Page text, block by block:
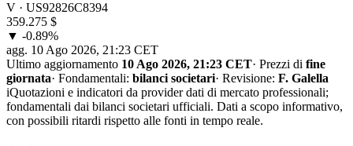
V · US92826C8394
359.275 $
▼ -0.89%
agg. 10 Ago 2026, 21:23 CET
Ultimo aggiornamento 10 Ago 2026, 21:23 CET· Prezzi di fine
giornata· Fondamentali: bilanci societari· Revisione: F. Galella
iQuotazioni e indicatori da provider dati di mercato professionali;
fondamentali dai bilanci societari ufficiali. Dati a scopo informativo,
con possibili ritardi rispetto alle fonti in tempo reale.